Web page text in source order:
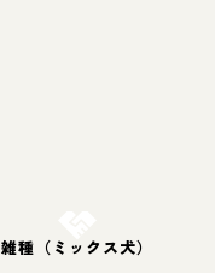
雑種（ミックス犬）